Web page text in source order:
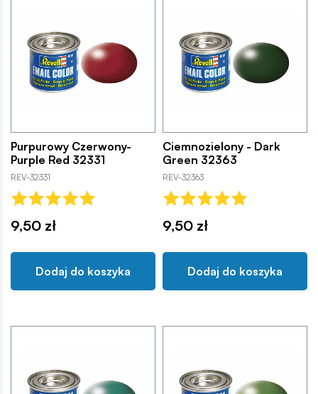
Purpurowy Czerwony-
Purple Red 32331
REV-32331
9,50 zł
Dodaj do koszyka
Ciemnozielony - Dark
Green 32363
REV-32363
9,50 zł
Dodaj do koszyka